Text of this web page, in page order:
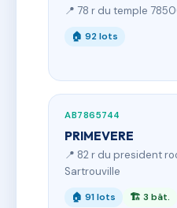
📍 78 r du temple
🏠 92 lots
AB7865744
PRIMEVERE
📍 82 r du president
Sartrouville
🏠 91 lots 🏗 3 bât.